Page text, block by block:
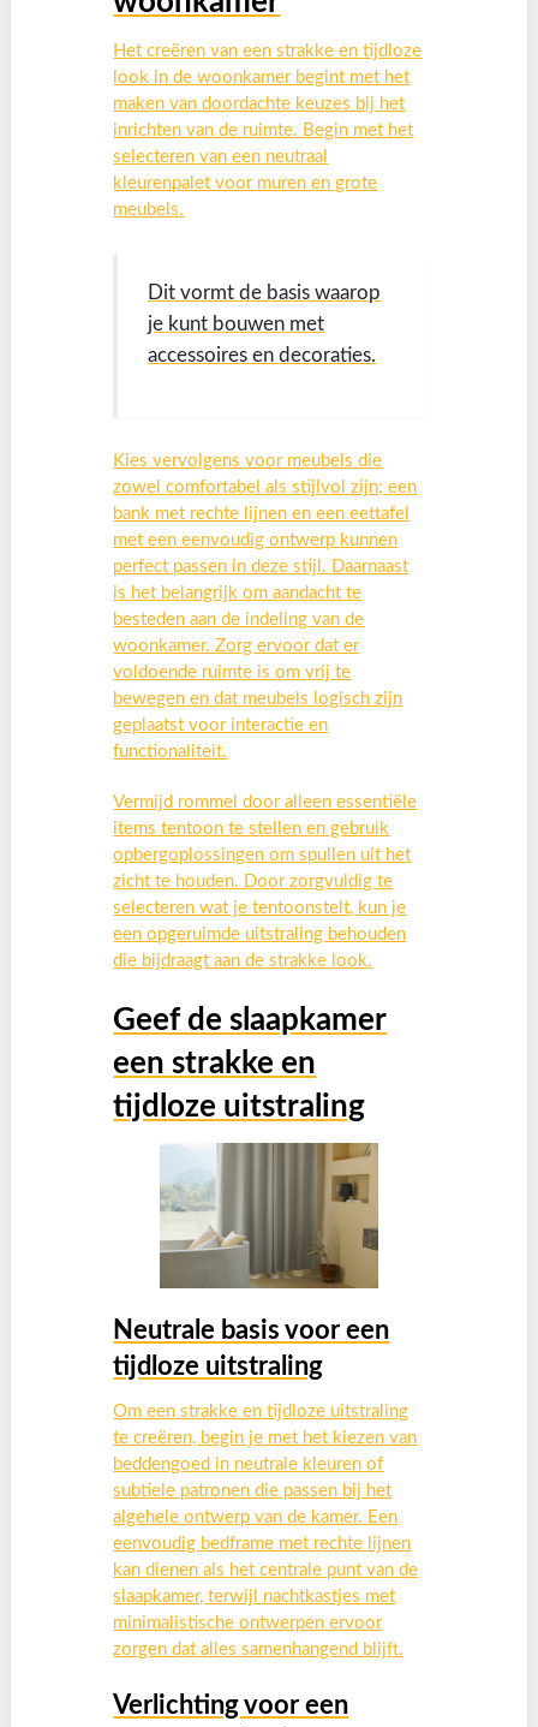
Het creëren van een strakke en tijdloze
look in de woonkamer begint met het
maken van doordachte keuzes bij het
inrichten van de ruimte. Begin met het
selecteren van een neutraal
kleurenpalet voor muren en grote
meubels.
Dit vormt de basis waarop
je kunt bouwen met
accessoires en decoraties.
Kies vervolgens voor meubels die
zowel comfortabel als stijlvol zijn; een
bank met rechte lijnen en een eettafel
met een eenvoudig ontwerp kunnen
perfect passen in deze stijl. Daarnaast
is het belangrijk om aandacht te
besteden aan de indeling van de
woonkamer. Zorg ervoor dat er
voldoende ruimte is om vrij te
bewegen en dat meubels logisch zijn
geplaatst voor interactie en
functionaliteit.
Vermijd rommel door alleen essentiële
items tentoon te stellen en gebruik
opbergoplossingen om spullen uit het
zicht te houden. Door zorgvuldig te
selecteren wat je tentoonstelt, kun je
een opgeruimde uitstraling behouden
die bijdraagt aan de strakke look.
Geef de slaapkamer
een strakke en
tijdloze uitstraling
Neutrale basis voor een
tijdloze uitstraling
Om een strakke en tijdloze uitstraling
te creëren, begin je met het kiezen van
beddengoed in neutrale kleuren of
subtiele patronen die passen bij het
algehele ontwerp van de kamer. Een
eenvoudig bedframe met rechte lijnen
kan dienen als het centrale punt van de
slaapkamer, terwijl nachtkastjes met
minimalistische ontwerpen ervoor
zorgen dat alles samenhangend blijft.
Verlichting voor een